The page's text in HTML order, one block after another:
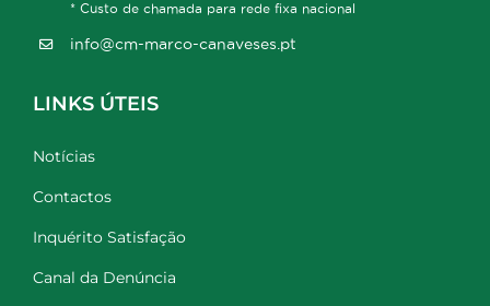
* Custo de chamada para rede fixa nacional
info@cm-marco-canaveses.pt
LINKS ÚTEIS
Notícias
Contactos
Inquérito Satisfação
Canal da Denúncia